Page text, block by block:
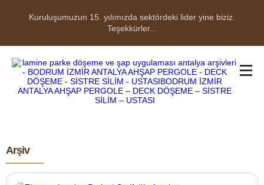
Kuruluşumuzun 15. yılımızda sektördeki lider yine biziz.
Teşekkürler...
Arşiv